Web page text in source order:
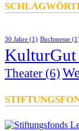
30 Jahre (1) Buchmesse
KulturGut
Theater (6)